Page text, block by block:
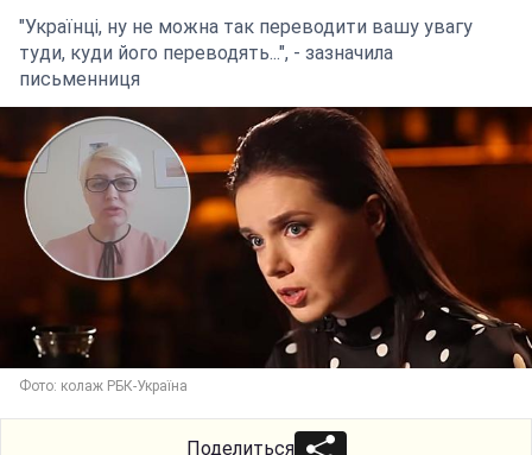
"Українці, ну не можна так переводити вашу увагу
туди, куди його переводять...", - зазначила
письменниця
Фото: колаж РБК-Україна
Поделиться